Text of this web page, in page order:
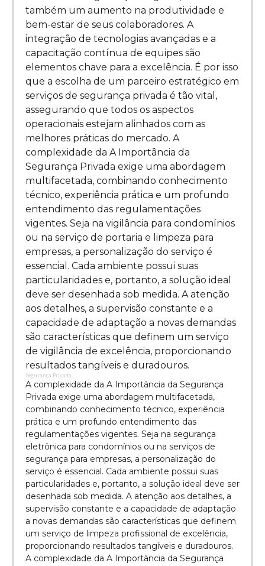
também um aumento na produtividade e
bem-estar de seus colaboradores. A
integração de tecnologias avançadas e a
capacitação contínua de equipes são
elementos chave para a excelência. É por isso
que a escolha de um parceiro estratégico em
serviços de segurança privada é tão vital,
assegurando que todos os aspectos
operacionais estejam alinhados com as
melhores práticas do mercado. A
complexidade da A Importância da
Segurança Privada exige uma abordagem
multifacetada, combinando conhecimento
técnico, experiência prática e um profundo
entendimento das regulamentações
vigentes. Seja na vigilância para condomínios
ou na serviço de portaria e limpeza para
empresas, a personalização do serviço é
essencial. Cada ambiente possui suas
particularidades e, portanto, a solução ideal
deve ser desenhada sob medida. A atenção
aos detalhes, a supervisão constante e a
capacidade de adaptação a novas demandas
são características que definem um serviço
de vigilância de excelência, proporcionando
resultados tangíveis e duradouros.
Segurança Privada
A complexidade da A Importância da Segurança
Privada exige uma abordagem multifacetada,
combinando conhecimento técnico, experiência
prática e um profundo entendimento das
regulamentações vigentes. Seja na segurança
eletrônica para condomínios ou na serviços de
segurança para empresas, a personalização do
serviço é essencial. Cada ambiente possui suas
particularidades e, portanto, a solução ideal deve ser
desenhada sob medida. A atenção aos detalhes, a
supervisão constante e a capacidade de adaptação
a novas demandas são características que definem
um serviço de limpeza profissional de excelência,
proporcionando resultados tangíveis e duradouros.
A complexidade da A Importância da Segurança